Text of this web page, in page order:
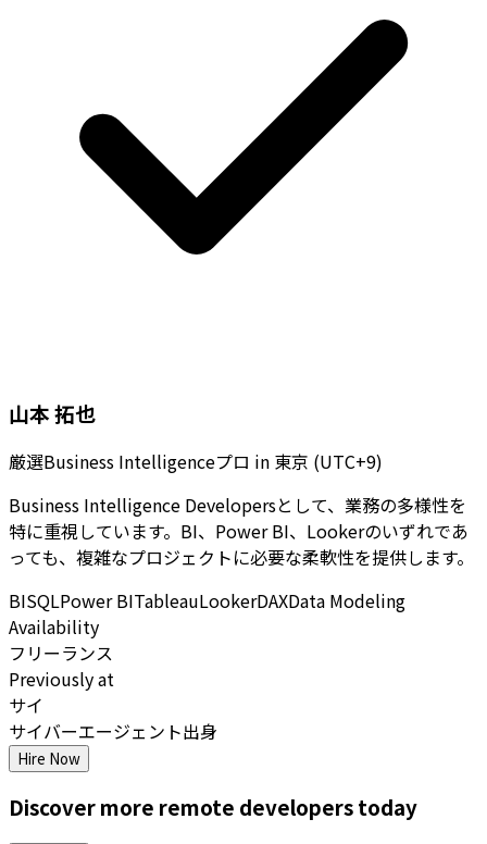
山本 拓也
厳選Business Intelligenceプロ in 東京 (UTC+9)
Business Intelligence Developersとして、業務の多様性を
特に重視しています。BI、Power BI、Lookerのいずれであ
っても、複雑なプロジェクトに必要な柔軟性を提供します。
BISQLPower BITableauLookerDAXData Modeling
Availability
フリーランス
Previously at
サイ
サイバーエージェント出身
Hire Now
Discover more remote developerstoday